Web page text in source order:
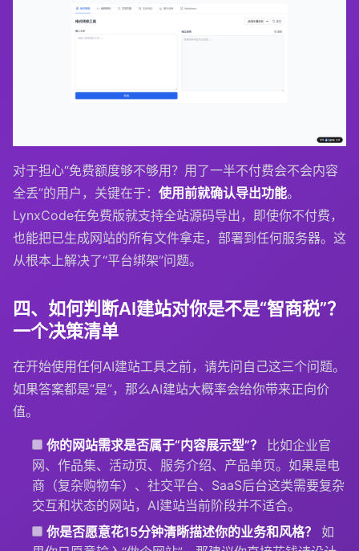
对于担心“免费额度够不够用？用了一半不付费会不会内容
全丢”的用户，关键在于： 使用前就确认导出功能。
LynxCode在免费版就支持全站源码导出，即使你不付费，
也能把已生成网站的所有文件拿走，部署到任何服务器。这
从根本上解决了“平台绑架”问题。
四、如何判断AI建站对你是不是“智商税”？
一个决策清单
在开始使用任何AI建站工具之前，请先问自己这三个问题。
如果答案都是“是”，那么AI建站大概率会给你带来正向价
值。
你的网站需求是否属于“内容展示型”？
比如企业官
网、作品集、活动页、服务介绍、产品单页。如果是电
商（复杂购物车）、社交平台、SaaS后台这类需要复杂
交互和状态的网站，AI建站当前阶段并不适合。
你是否愿意花15分钟清晰描述你的业务和风格？
如